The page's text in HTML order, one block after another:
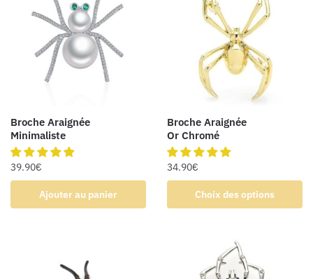
Broche Araignée
Minimaliste
39.90€
Ajouter au panier
Broche Araignée
Or Chromé
34.90€
Choix des options